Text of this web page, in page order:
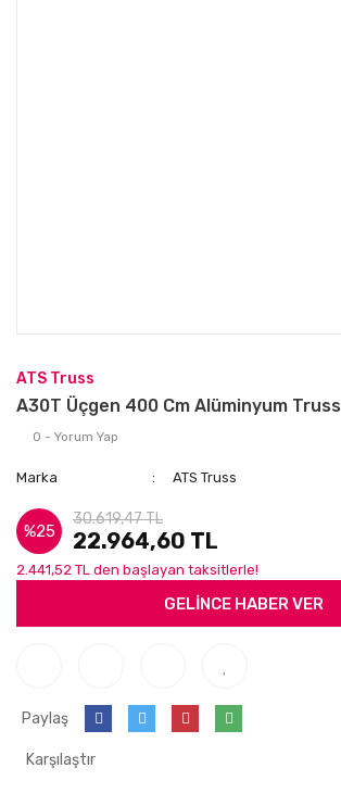
ATS Truss
A30T Üçgen 400 Cm Alüminyum Truss
0 - Yorum Yap
Marka ATS Truss
%25
30.619,47 TL
22.964,60 TL
2.441,52 TL den başlayan taksitlerle!
GELİNCE HABER VER
Paylaş
Karşılaştır